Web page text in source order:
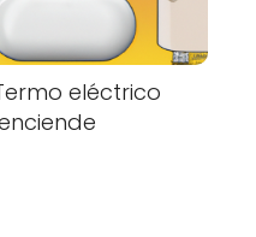
eléctrico